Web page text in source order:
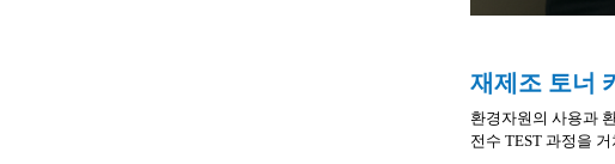
재제조 토너
환경자원의 사용과
전수 TEST 과정을